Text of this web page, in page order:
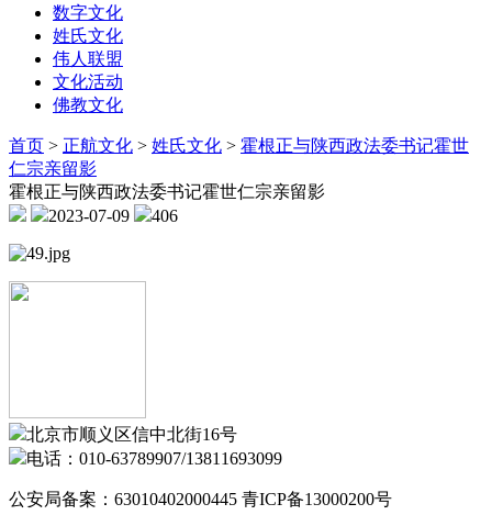
数字文化
姓氏文化
伟人联盟
文化活动
佛教文化
首页 > 正航文化 > 姓氏文化 > 霍根正与陕西政法委书记霍世
仁宗亲留影
霍根正与陕西政法委书记霍世仁宗亲留影
2023-07-09
406
北京市顺义区信中北街16号
电话：010-63789907/13811693099
公安局备案：63010402000445 青ICP备13000200号